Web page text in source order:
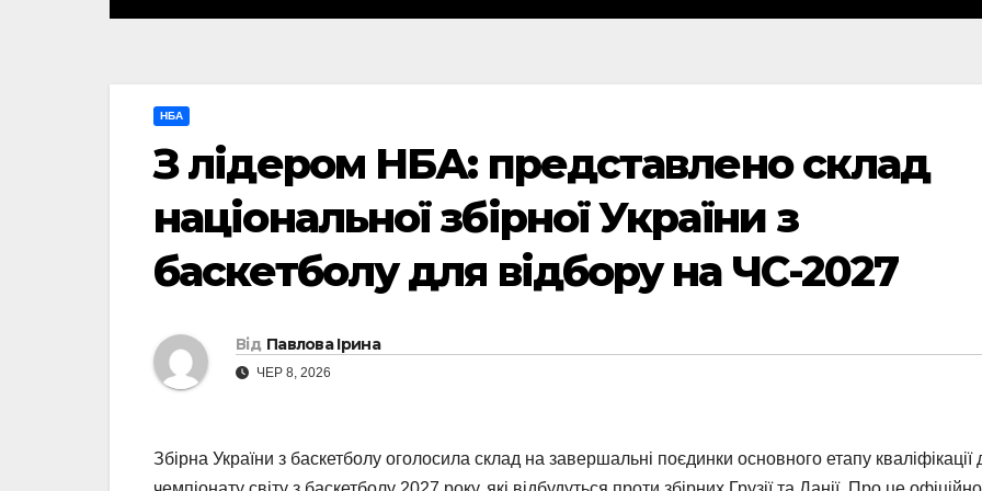
НБА
З лідером НБА: представлено склад
національної збірної України з
баскетболу для відбору на ЧС-2027
Від Павлова Ірина
ЧЕР 8, 2026
Збірна України з баскетболу оголосила склад на завершальні поєдинки основного етапу кваліфікації